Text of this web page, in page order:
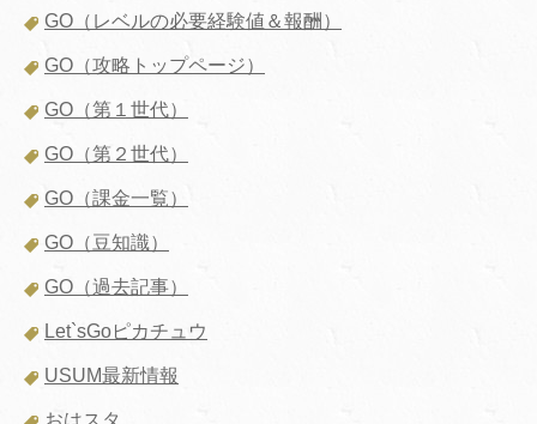
GO（レベルの必要経験値＆報酬）
GO（攻略トップページ）
GO（第１世代）
GO（第２世代）
GO（課金一覧）
GO（豆知識）
GO（過去記事）
Let`sGoピカチュウ
USUM最新情報